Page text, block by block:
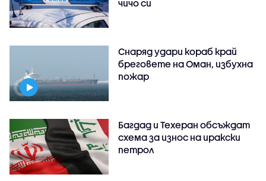
чичо си
Снаряд удари кораб край
бреговете на Оман, избухна
пожар
Багдад и Техеран обсъждат
схема за износ на иракски
петрол